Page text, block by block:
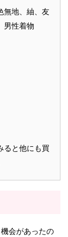
無地、紬、友
男性着物
ると他にも買
会があったの